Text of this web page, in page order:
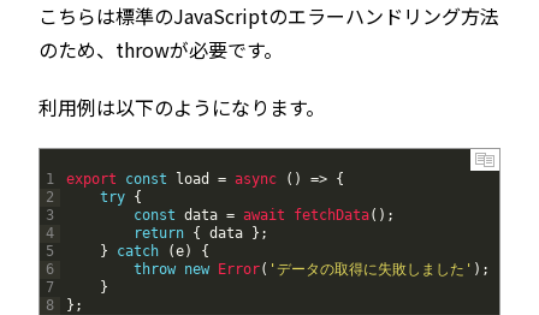
こちらは標準のJavaScriptのエラーハンドリング方法
のため、throwが必要です。
利用例は以下のようになります。
1
2
3
4
5
6
7
8
export const load = async ( ) => {
try {
const data = await fetchData( ) ;
return { data } ;
}
catch (e)
{
throw new Error( 'データの取得に失敗しました' ) ;
}
} ;